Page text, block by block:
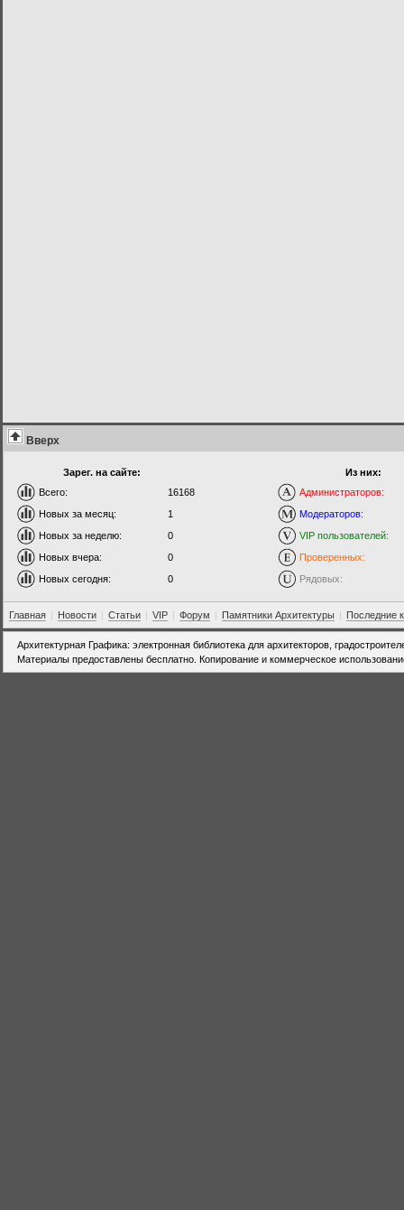
Вверх
Зарег. на сайте:
Всего:
16168
Новых за месяц:
1
Новых за неделю:
0
Новых вчера:
0
Новых сегодня:
0
Из них:
Администраторов:
Модераторов:
VIP пользователей:
Проверенных:
Рядовых:
Главная | Новости | Статьи | VIP | Форум | Памятники Архитектуры | Последние
Архитектурная Графика: электронная библиотека для архитекторов,
Материалы предоставлены бесплатно. Копирование и коммерческое